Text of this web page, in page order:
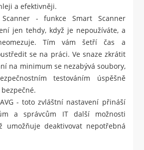
a efektivněji.
Scanner - funkce Smart Scanner
jen tehdy, když je nepoužíváte, a
Tím vám šetří čas a
se na práci. Ve snaze zkrátit
na minimum se nezabývá soubory,
testováním úspěšně
- toto zvláštní nastavení přináší
a správcům IT další možnosti
umožňuje deaktivovat nepotřebná